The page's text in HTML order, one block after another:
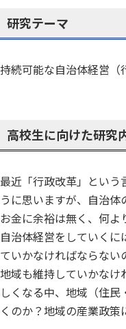
研究テーマ
持続可能な自治体経営（
高校生に向けた研究
最近「行政改革」という
うに思いますが、自治体
お金に余裕は無く、何よ
自治体経営をしていく
ていかなければならない
地域も維持していかな
しくなる中、地域（住
くのか？地域の産業政策